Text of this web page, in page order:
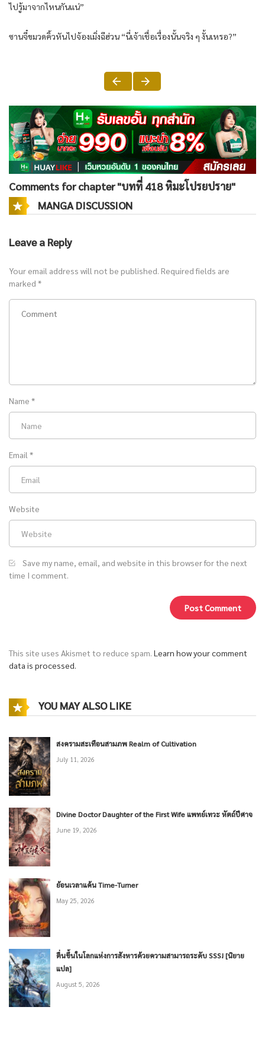
ไปรู้มาจากไหนกันแน่”
ซานจี๋ขมวดคิ้วหันไปจ้องเมิ่งฉีฮ่วน “นี่เจ้าเชื่อเรื่องนั้นจริง ๆ งั้นเหรอ?”
Comments for chapter "บทที่ 418 หิมะโปรยปราย"
MANGA DISCUSSION
Leave a Reply
Your email address will not be published. Required fields are
marked *
Name *
Email *
Website
Save my name, email, and website in this browser for the next
time I comment.
This site uses Akismet to reduce spam. Learn how your comment
data is processed.
YOU MAY ALSO LIKE
สงครามสะเทือนสามภพ Realm of Cultivation
July 11, 2026
Divine Doctor Daughter of the First Wife แพทย์เทวะ หัตถ์ปีศาจ
June 19, 2026
ย้อนเวลาแค้น Time-Turner
May 25, 2026
ตื่นขึ้นในโลกแห่งการสังหารด้วยความสามารถระดับ SSS! [นิยาย
แปล]
August 5, 2026